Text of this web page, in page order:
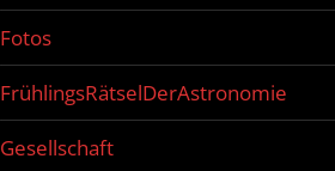
Fotos
FrühlingsRätselDerAstronomie
Gesellschaft